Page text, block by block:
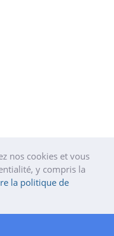
nos cookies et vous
y compris la
la politique de